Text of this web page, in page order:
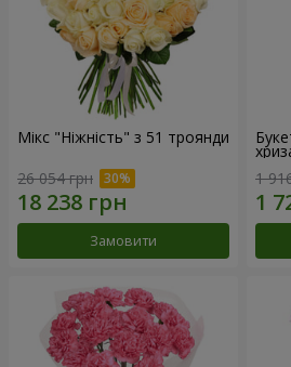
Мікс "Ніжність" з 51 троянди
26 054 грн
Замовити
1